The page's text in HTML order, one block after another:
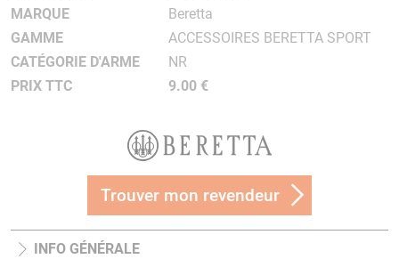
MARQUE
Beretta
GAMME
ACCESSOIRES BERETTA SPORT
CATÉGORIE D'ARME
NR
PRIX TTC
9.00 €
Trouver mon revendeur
INFO GÉNÉRALE